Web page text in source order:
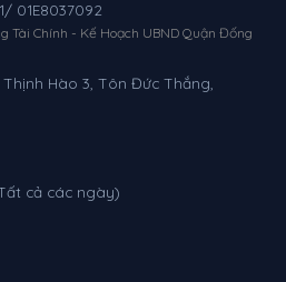
01E8037092
Chính - Kế Hoạch UBND Quận Đống
Hào 3, Tôn Đức Thắng,
cả các ngày)